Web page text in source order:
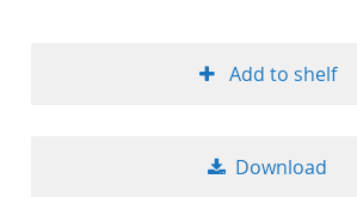
Add to shelf
Download